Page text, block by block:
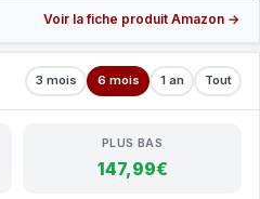
Voir la fiche produit Amazon →
3 mois 6 mois 1 an Tout
PLUS BAS
147,99€